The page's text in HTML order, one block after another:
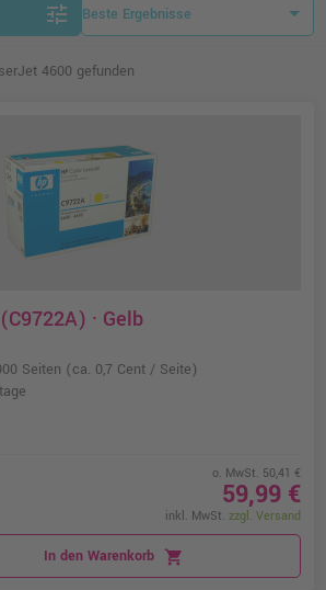
tune
4600 gefunden
· Gelb
Seiten (ca. 0,7 Cent / Seite)
o. MwSt. 50,41 €
59,99 €
inkl. MwSt. zzgl. Versand
In den Warenkorb shopping_cart